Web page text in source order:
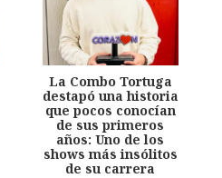
La Combo Tortuga
destapó una historia
que pocos conocían
de sus primeros
años: Uno de los
shows más insólitos
de su carrera